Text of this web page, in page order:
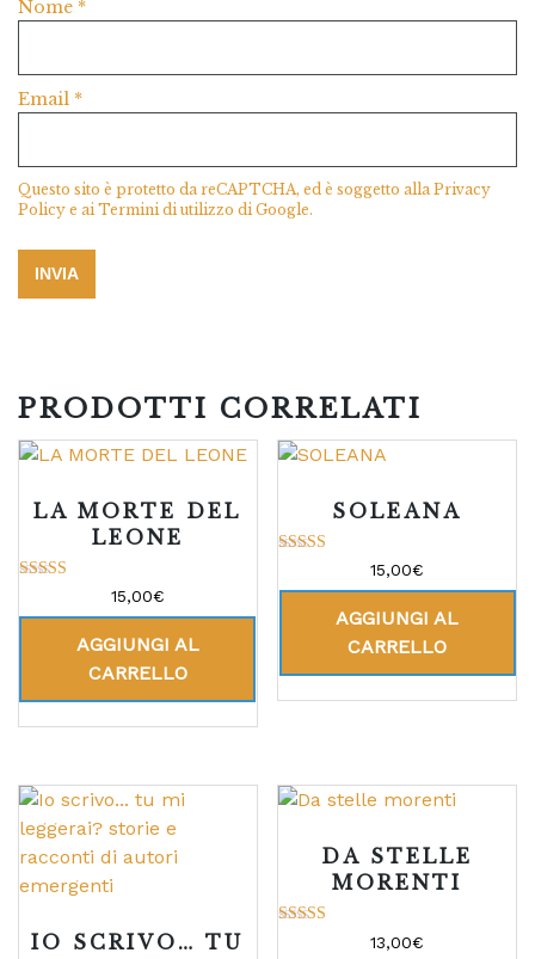
Nome *
Email *
Questo sito è protetto da reCAPTCHA, ed è soggetto alla Privacy
Policy e ai Termini di utilizzo di Google.
PRODOTTI CORRELATI
LA MORTE DEL
LEONE
su 5
15,00€
AGGIUNGI AL
CARRELLO
SOLEANA
su 5
15,00€
AGGIUNGI AL
CARRELLO
IO SCRIVO… TU
DA STELLE
MORENTI
13,00€